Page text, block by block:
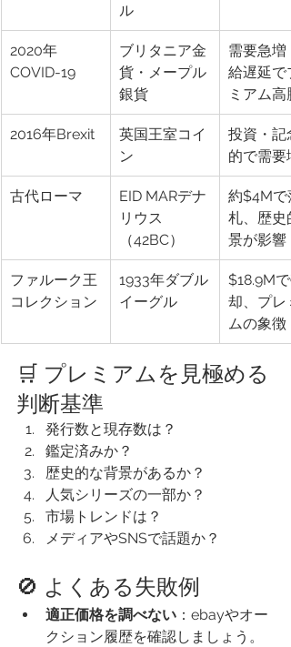
ル
2020年
COVID-19
ブリタニア金
貨・メープル
銀貨
需要急増
給遅延で
ミアム高
2016年Brexit
英国王室コイ
ン
投資・記
的で需要
古代ローマ
EID MARデナ
リウス
（42BC）
約$4Mで
札、歴史
景が影響
ファルーク王
コレクション
1933年ダブル
イーグル
$18.9Mで
却、プレ
ムの象徴
🛒 プレミアムを見極める
判断基準
発行数と現存数は？
鑑定済みか？
歴史的な背景があるか？
人気シリーズの一部か？
市場トレンドは？
メディアやSNSで話題か？
🚫 よくある失敗例
適正価格を調べない ：ebayやオー
クション履歴を確認しましょう。